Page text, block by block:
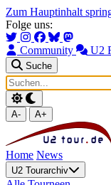
Zum Hauptinhalt
Folge uns:
Community U2
Suche
A- A+
Home News
U2 Tourarchiv